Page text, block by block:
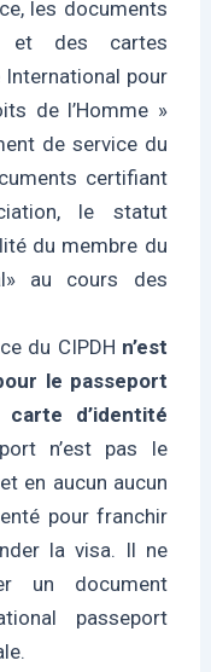
les documents
et des cartes
International pour
de l’Homme »
de service du
certifiant
le statut
du membre du
au cours des
du CIPDH n’est
le passeport
d’identité
n’est pas le
en aucun aucun
pour franchir
la visa. Il ne
un document
passeport